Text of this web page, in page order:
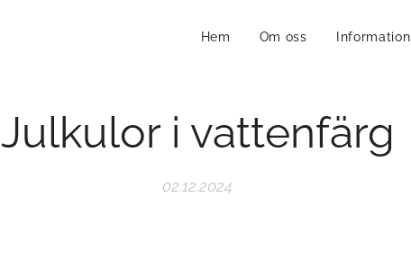
Hem Om oss Information
Julkulor i vattenfärg
02.12.2024